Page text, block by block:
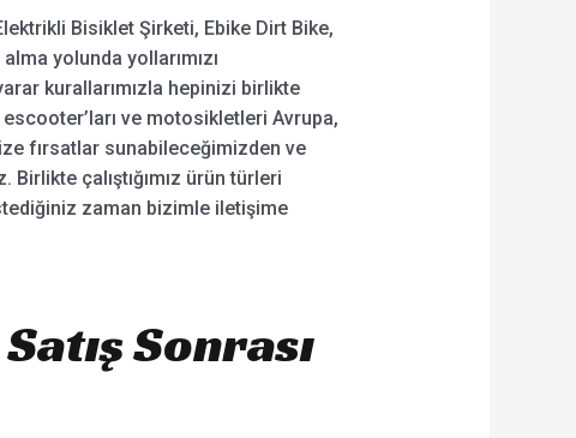
Bisiklet Şirketi, Ebike Dirt Bike,
yolunda yollarımızı
kurallarımızla hepinizi birlikte
ve motosikletleri Avrupa,
fırsatlar sunabileceğimizden ve
Birlikte çalıştığımız ürün türleri
zaman bizimle iletişime
Sonrası